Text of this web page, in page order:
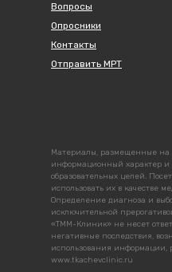
Вопросы
Опросники
Контакты
Отправить МРТ
Материалы, размещенные на
информационный характер
образовательных целей.
использовать их в качестве
Определение диагноза и
исключительной
«ТММ-Клиник» не несет
негативные последствия,
использования
www.tkachevclinic.ru